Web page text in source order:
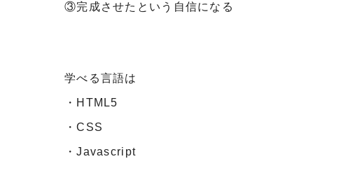
③完成させたという自信になる
学べる言語は
・HTML5
・CSS
・Javascript